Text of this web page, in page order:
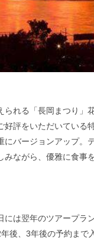
られる「長岡まつり」
評をいただいている
にバージョンアップ。
みながら、優雅に食事
には翌年のツアープラ
後、3年後の予約まで